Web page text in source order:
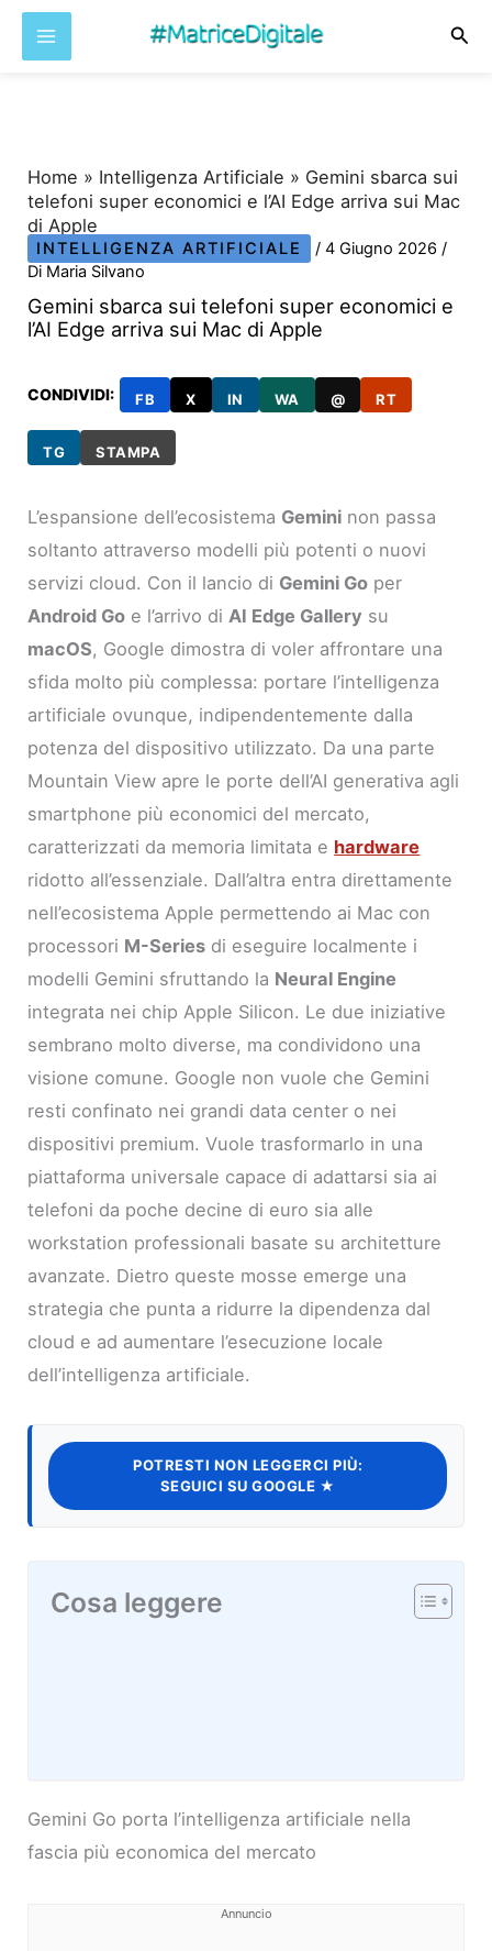
Home » Intelligenza Artificiale » Gemini sbarca sui
telefoni super economici e l’AI Edge arriva sui Mac
di Apple
INTELLIGENZA ARTIFICIALE /4 Giugno 2026/
Di Maria Silvano
Gemini sbarca sui telefoni super economici e
l’AI Edge arriva sui Mac di Apple
CONDIVIDI: FB X IN WA @ RT
TG STAMPA
L’espansione dell’ecosistema Gemini non passa
soltanto attraverso modelli più potenti o nuovi
servizi cloud. Con il lancio di Gemini Go per
Android Go e l’arrivo diAI Edge Gallery su
macOS, Google dimostra di voler affrontare una
sfida molto più complessa: portare l’intelligenza
artificiale ovunque, indipendentemente dalla
potenza del dispositivo utilizzato. Da una parte
Mountain View apre le porte dell’AI generativa agli
smartphone più economici del mercato,
caratterizzati da memoria limitata e hardware
ridotto all’essenziale. Dall’altra entra direttamente
nell’ecosistema Apple permettendo ai Mac con
processori M-Series di eseguire localmente i
modelli Gemini sfruttando la Neural Engine
integrata nei chip Apple Silicon. Le due iniziative
sembrano molto diverse, ma condividono una
visione comune. Google non vuole che Gemini
resti confinato nei grandi data center o nei
dispositivi premium. Vuole trasformarlo in una
piattaforma universale capace di adattarsi sia ai
telefoni da poche decine di euro sia alle
workstation professionali basate su architetture
avanzate. Dietro queste mosse emerge una
strategia che punta a ridurre la dipendenza dal
cloud e ad aumentare l’esecuzione locale
dell’intelligenza artificiale.
POTRESTI NON LEGGERCI PIÙ:
SEGUICI SU GOOGLE ★
Cosa leggere
Gemini Go porta l’intelligenza artificiale nella
fascia più economica del mercato
Annuncio